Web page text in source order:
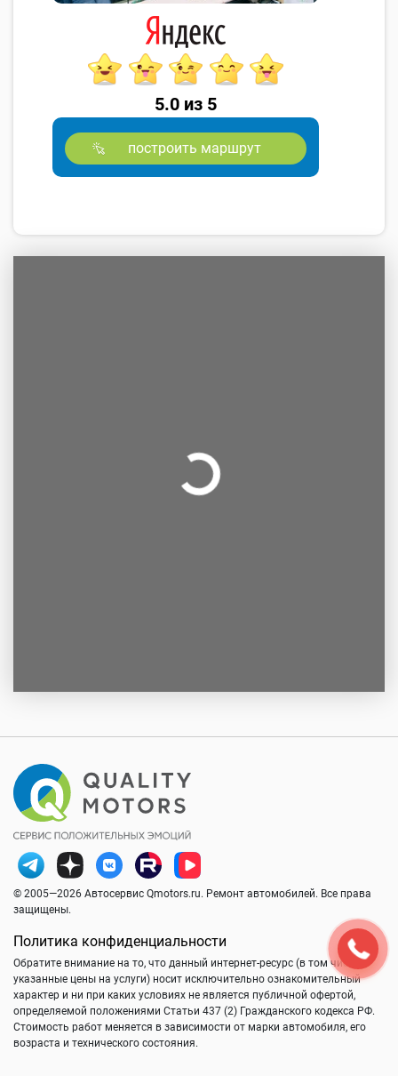
5.0 из 5
построить маршрут
© 2005—2026 Автосервис Qmotors.ru. Ремонт автомобилей. Все права
защищены.
Политика конфиденциальности
Обратите внимание на то, что данный интернет-ресурс (в том числе
указанные цены на услуги) носит исключительно ознакомительный
характер и ни при каких условиях не является публичной офертой,
определяемой положениями Статьи 437 (2) Гражданского кодекса РФ.
Стоимость работ меняется в зависимости от марки автомобиля, его
возраста и технического состояния.